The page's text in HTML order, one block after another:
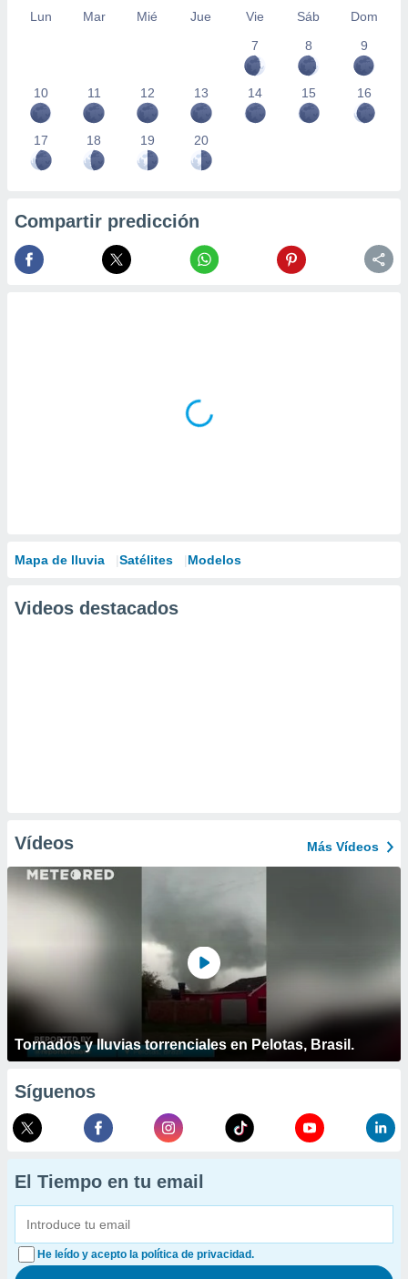
Lun Mar Mié Jue Vie Sáb
Dom
7
8 9
10 11 12 13 14 15 16
17 18 19 20
Compartir predicción
Mapa de lluvia Satélites Modelos
Videos destacados
Vídeos Más Vídeos
Tornados y lluvias torrenciales en Pelotas, Brasil.
Síguenos
El Tiempo en tu email
He leído y acepto la política de privacidad.